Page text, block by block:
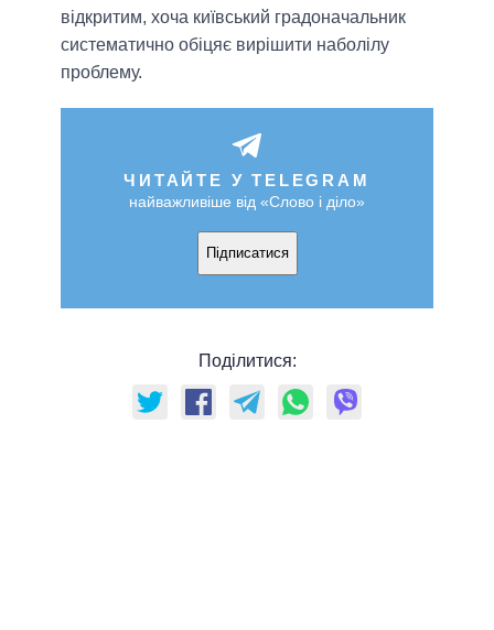
відкритим, хоча київський градоначальник
систематично обіцяє вирішити наболілу
проблему.
ЧИТАЙТЕ У TELEGRAM
найважливіше від «Слово і діло»
Підписатися
Поділитися: